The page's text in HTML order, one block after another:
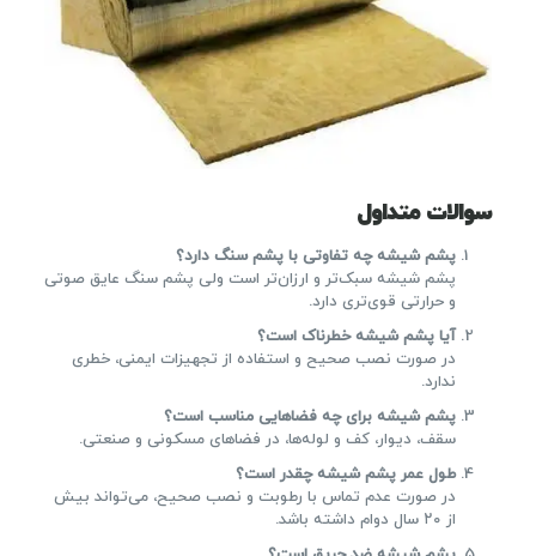
سوالات متداول
پشم شیشه چه تفاوتی با پشم سنگ دارد؟
پشم شیشه سبک‌تر و ارزان‌تر است ولی پشم سنگ عایق صوتی
و حرارتی قوی‌تری دارد.
آیا پشم شیشه خطرناک است؟
در صورت نصب صحیح و استفاده از تجهیزات ایمنی، خطری
ندارد.
پشم شیشه برای چه فضاهایی مناسب است؟
سقف، دیوار، کف و لوله‌ها، در فضاهای مسکونی و صنعتی.
طول عمر پشم شیشه چقدر است؟
در صورت عدم تماس با رطوبت و نصب صحیح، می‌تواند بیش
از ۲۰ سال دوام داشته باشد.